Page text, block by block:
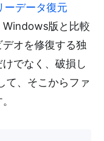
データ復元
Windows版と比較
オを修復する独
でなく、破損し
て、そこからファ